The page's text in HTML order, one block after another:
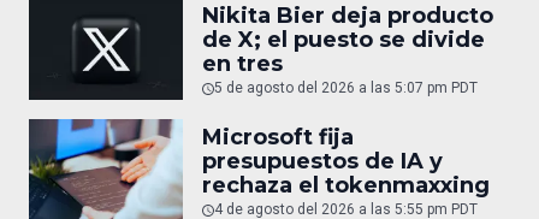
Nikita Bier deja producto
de X; el puesto se divide
en tres
5 de agosto del 2026 a las 5:07 pm PDT
Microsoft fija
presupuestos de IA y
rechaza el tokenmaxxing
4 de agosto del 2026 a las 5:55 pm PDT